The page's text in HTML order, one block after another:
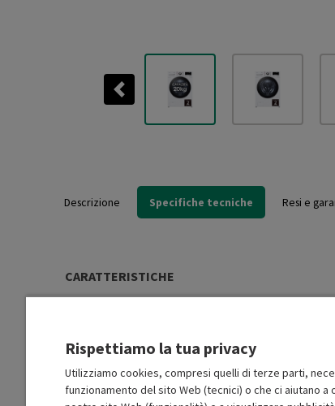
Previous
Descrizione Specifiche tecniche Resi e
CARATTERISTICHE
Carica Frontale
Rispettiamo la tua privacy
Utilizziamo cookies, compresi quelli di terze parti,
funzionamento del sito Web (tecnici) o che ci aiutano a